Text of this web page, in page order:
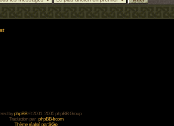
byphpBB© 2001, 2005 phpBB Group
Traduction par :phpBB-fr.com
Thème réalisé parSGo